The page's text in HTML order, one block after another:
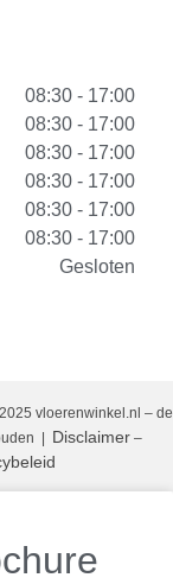
08:30 - 17:00
08:30 - 17:00
08:30 - 17:00
08:30 - 17:00
08:30 - 17:00
08:30 - 17:00
Gesloten
vloerenwinkel.nl – de
| Disclaimer–